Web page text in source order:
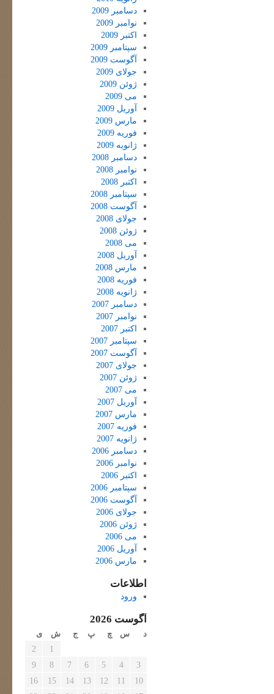
دسامبر 2009
نوامبر 2009
اکتبر 2009
سپتامبر 2009
آگوست 2009
جولای 2009
ژوئن 2009
می 2009
آوریل 2009
مارس 2009
فوریه 2009
ژانویه 2009
دسامبر 2008
نوامبر 2008
اکتبر 2008
سپتامبر 2008
آگوست 2008
جولای 2008
ژوئن 2008
می 2008
آوریل 2008
مارس 2008
فوریه 2008
ژانویه 2008
دسامبر 2007
نوامبر 2007
اکتبر 2007
سپتامبر 2007
آگوست 2007
جولای 2007
ژوئن 2007
می 2007
آوریل 2007
مارس 2007
فوریه 2007
ژانویه 2007
دسامبر 2006
نوامبر 2006
اکتبر 2006
سپتامبر 2006
آگوست 2006
جولای 2006
ژوئن 2006
می 2006
آوریل 2006
مارس 2006
اطلاعات
ورود
آگوست 2026
د س چ پ ج ش ی
1
2
3
4
5
6
7
8
9
10
11
12
13
14
15
16